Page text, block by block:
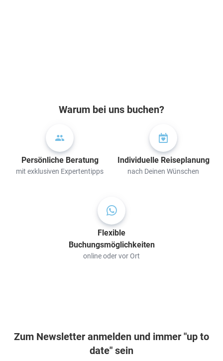
Warum bei uns buchen?
Persönliche Beratung
mit exklusiven Expertentipps
Individuelle Reiseplanung
nach Deinen Wünschen
Flexible
Buchungsmöglichkeiten
online oder vor Ort
Zum Newsletter anmelden und immer "up to
date" sein